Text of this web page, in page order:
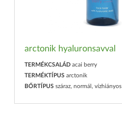
arctonik hyaluronsavval
TERMÉKCSALÁD acai berry
TERMÉKTÍPUS arctonik
BŐRTÍPUS száraz, normál, vízhiányos